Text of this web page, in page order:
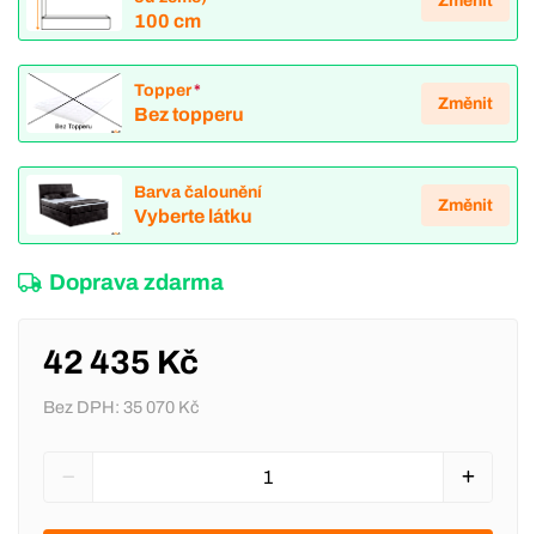
100 cm
Topper*
Bez topperu
Změnit
Barva čalounění
Vyberte látku
Změnit
Doprava zdarma
42 435 Kč
Bez DPH: 35 070 Kč